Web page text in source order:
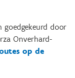
goedgekeurd door
Onverhard-
op de